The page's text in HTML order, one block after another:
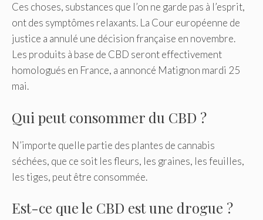
Ces choses, substances que l’on ne garde pas à l’esprit,
ont des symptômes relaxants. La Cour européenne de
justice a annulé une décision française en novembre.
Les produits à base de CBD seront effectivement
homologués en France, a annoncé Matignon mardi 25
mai.
Qui peut consommer du CBD ?
N’importe quelle partie des plantes de cannabis
séchées, que ce soit les fleurs, les graines, les feuilles,
les tiges, peut être consommée.
Est-ce que le CBD est une drogue ?